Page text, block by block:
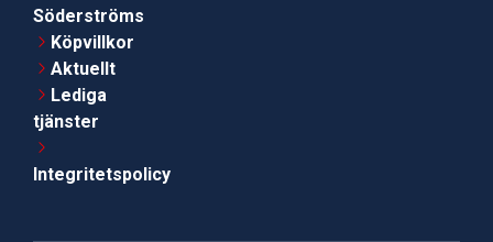
Söderströms
Köpvillkor
Aktuellt
Lediga
tjänster
Integritetspolicy